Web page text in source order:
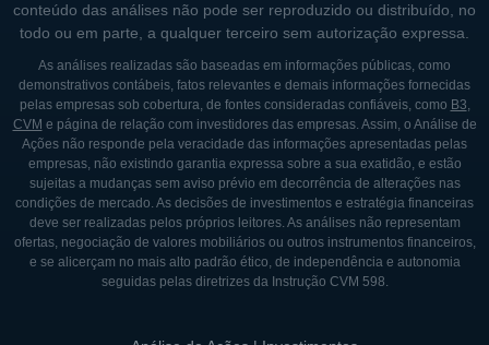
conteúdo das análises não pode ser reproduzido ou distribuído, no
todo ou em parte, a qualquer terceiro sem autorização expressa.
As análises realizadas são baseadas em informações públicas, como
demonstrativos contábeis, fatos relevantes e demais informações fornecidas
pelas empresas sob cobertura, de fontes consideradas confiáveis, como B3,
CVM e página de relação com investidores das empresas. Assim, o Análise de
Ações não responde pela veracidade das informações apresentadas pelas
empresas, não existindo garantia expressa sobre a sua exatidão, e estão
sujeitas a mudanças sem aviso prévio em decorrência de alterações nas
condições de mercado. As decisões de investimentos e estratégia financeiras
deve ser realizadas pelos próprios leitores. As análises não representam
ofertas, negociação de valores mobiliários ou outros instrumentos financeiros,
e se alicerçam no mais alto padrão ético, de independência e autonomia
seguidas pelas diretrizes da Instrução CVM 598.